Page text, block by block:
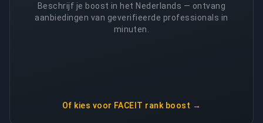
Beschrijf je boost in het Nederlands — ontvang
aanbiedingen van geverifieerde professionals in
minuten.
Of kies voor FACEIT rank boost →